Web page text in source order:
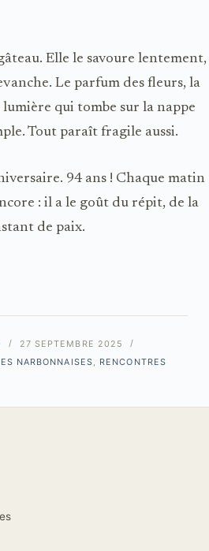
Elle le savoure lentement,
Le parfum des fleurs, la
qui tombe sur la nappe
Tout paraît fragile aussi.
94 ans ! Chaque matin
: il a le goût du répit, de la
de paix.
27 SEPTEMBRE 2025
NARBONNAISES, RENCONTRES